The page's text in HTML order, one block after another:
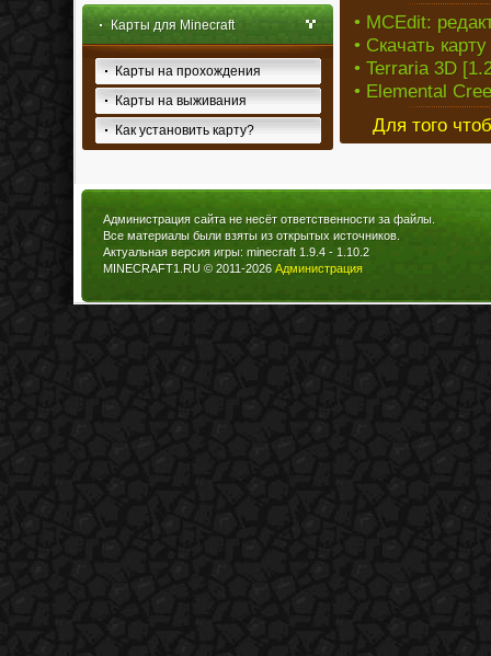
Карты для Minecraft
Карты на прохождения
Карты на выживания
Как установить карту?
• MCEdit:
• Скачать
• Terraria 3D
• Elemental
Для того
Администрация сайта не несёт ответственности за файлы.
Все материалы были взяты из открытых источников.
Актуальная версия игры: minecraft 1.9.4 - 1.10.2
MINECRAFT1.RU © 2011-2026 Администрация